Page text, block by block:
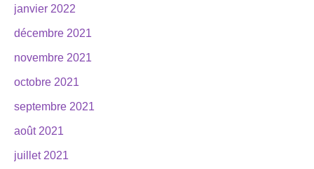
janvier 2022
décembre 2021
novembre 2021
octobre 2021
septembre 2021
août 2021
juillet 2021